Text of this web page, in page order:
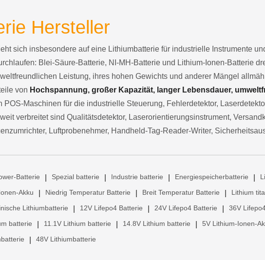
Hersteller
sich insbesondere auf eine Lithiumbatterie für industrielle Instrumente
Blei-Säure-Batterie, NI-MH-Batterie und Lithium-Ionen-Batterie
Leistung, ihres hohen Gewichts und anderer Mängel
von Hochspannung, großer Kapazität, langer Lebensdauer,
POS-Maschinen für die industrielle Steuerung, Fehlerdetektor,
verbreitet sind Qualitätsdetektor, Laserorientierungsinstrument,
Luftprobenehmer, Handheld-Tag-Reader-Writer,
Batterie Spezial batterie Industrie batterie Energiespeicherbatterie
Akku Niedrig Temperatur Batterie Breit Temperatur Batterie
Lithium
Lithiumbatterie 12V Lifepo4 Batterie 24V Lifepo4 Batterie
36V
batterie 11.1V Lithium batterie 14.8V Lithium batterie
5V Lithium-Ionen-
48V Lithiumbatterie